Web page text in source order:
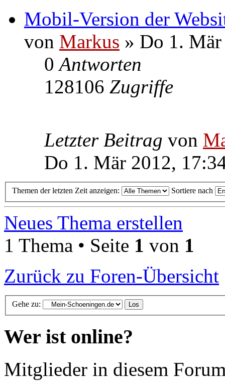
Mobil-Version der
von Markus » Do 1.
0Antworten
128106 Zugriffe
Letzter Beitrag von
Do 1. Mär 2012,
Themen der letzten Zeit anzeigen: Sortiere nach
Neues Thema erstellen
1 Thema • Seite 1 von 1
Zurück zu Foren-Übersicht
Gehe zu:
Wer ist online?
Mitglieder in diesem